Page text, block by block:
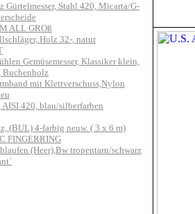
Gürtelmesser, Stahl 420, Micarta/G-
ALL GROß
Holz 32-, natur
Gemüsemesser, Klassiker klein,
Buchenholz
mit Klettverschuss,Nylon
AISI 420, blau/silberfarben
(BUL) 4-farbig neuw. ( 3 x 6 m)
FINGERRING
(Heer),Bw tropentarn/schwarz